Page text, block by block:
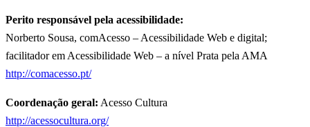
Perito responsável pela acessibilidade:
Norberto Sousa, comAcesso – Acessibilidade Web e digital;
facilitador em Acessibilidade Web – a nível Prata pela AMA
http://comacesso.pt/
Coordenação geral: Acesso Cultura
http://acessocultura.org/